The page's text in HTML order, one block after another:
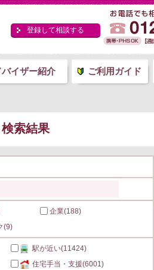
登録して相談する
イザー紹介 ご利用ガイド
索結果
企業(188)
(9)
駅が近い(11424)
住宅手当・支援(6001)